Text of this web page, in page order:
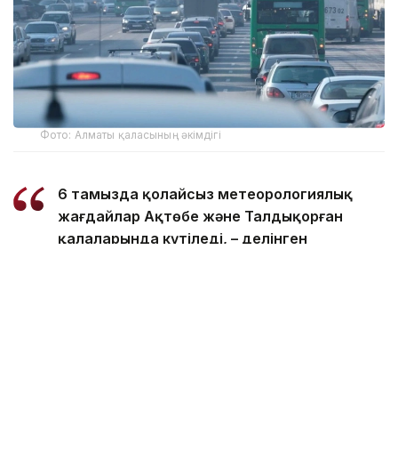
Фото: Алматы қаласының әкімдігі
6 тамызда қолайсыз метеорологиялық
жағдайлар Ақтөбе және Талдықорған
қалаларында күтіледі, – делінген